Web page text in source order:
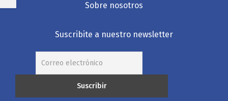
Sobre nosotros
Suscribite a nuestro newsletter